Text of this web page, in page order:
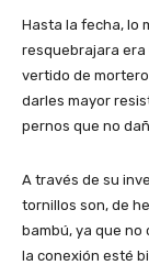
Hasta la fecha, lo
resquebrajara era
vertido de
darles mayor
pernos que no
A través de su
tornillos son, de
bambú, ya que no
la conexión esté